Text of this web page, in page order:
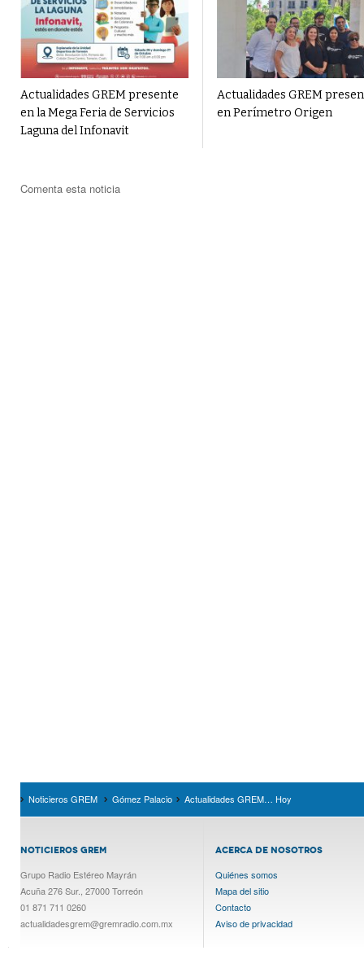
Actualidades GREM presente
en la Mega Feria de Servicios
Laguna del Infonavit
Actualidades GREM
en Perímetro Origen
Comenta esta noticia
Noticieros GREM Gómez Palacio Actualidades GREM… Hoy
NOTICIEROS GREM
Grupo Radio Estéreo Mayrán
Acuña 276 Sur., 27000 Torreón
01 871 711 0260
actualidadesgrem@gremradio.com.mx
ACERCA DE NOSOTROS
Quiénes somos
Mapa del sitio
Contacto
Aviso de privacidad